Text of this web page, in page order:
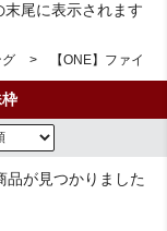
尾に表示されます
【ONE】ファイレ
品が見つかりました